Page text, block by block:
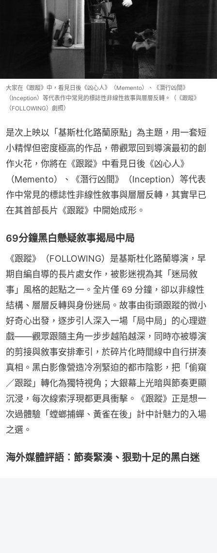
大家在《跟蹤》中，看見日後《凶心人》（Memento）、《潛行凶間》
（Inception）等代表作中常見的標誌性非線性敘事與層層反轉。（《跟蹤》
（FOLLOWING）劇照）
是次上映以「基斯杜化路蘭原點」為主題，用一套短
小精悍但密度極高的作品，帶觀眾回到導演最初的創
作火花，你將在《跟蹤》中看見日後《凶心人》
（Memento）、《潛行凶間》（Inception）等代表
作中常見的標誌性非線性敘事與層層反轉，其實早已
在其首部長片《跟蹤》中開始成形。
69分鐘黑白懸疑敘事揭局中局
《跟蹤》（FOLLOWING）是基斯杜化路蘭導演，早
期自編自導的長片處女作，被影迷視為其「迷局敘
事」風格的起點之一。全片僅 69 分鐘，卻以非線性
結構、層層反轉與身份迷局。故事由街頭跟蹤的微小
好奇心出發，逐步引人深入一場「局中局」的心理遊
戲——觀眾跟隨主角一步步越陷越深，同時亦被導演
的剪接與敘事安排牽引，於碎片化時間線中自行拼湊
真相。黑白影像營造冷冽緊迫的都市陰影，把「偷窺
／跟蹤」轉化為獨特視角；大銀幕上光暗與節奏更顯
沉浸，每次線索浮現都更具衝擊。《跟蹤》正是想一
次過體驗「螳螂捕蟬、黃雀在後」計中計魅力的入場
之選。
海外媒體評語︰節奏緊湊、狠勁十足的黑白迷